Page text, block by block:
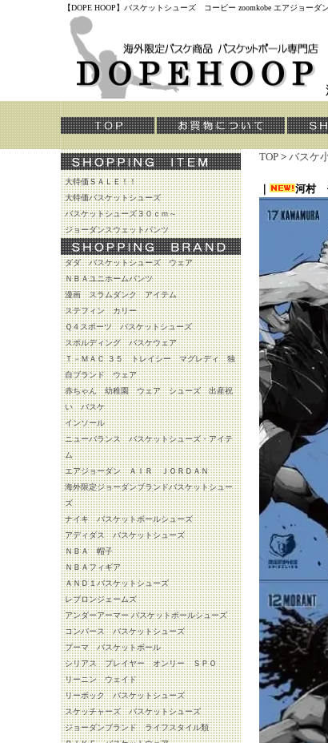
【DOPE HOOP】バスケットシューズ コービー zoomkobe エアジ
大特価ＳＡＬＥ！！
大特価バスケットシューズ
バスケットシューズ３０ｃｍ～
ジョーダンスウェットパンツ
ダダ バスケットシューズ ウェア
ＮＢＡユニホームパンツ
漫画 スラムダンク アイテム
ステフィン カリー
Ｑ４スポーツ バスケットシューズ
スポルディング バスケウェア
Ｔ－ＭＡＣ ３５ トレイシー マグレディ 独
自ブランド ウェア
赤ちゃん 幼稚園 ウェア シューズ 出産祝
い バスケ
インソール
ニューバランス バスケットシューズ・アイテ
ム
エアジョーダン ＡＩＲ ＪＯＲＤＡＮ
海外限定ジョーダンブランドバスケットシュー
ズ
ナイキ バスケットボールシューズ
アディダス バスケットシューズ
ＮＢＡ 帽子
ＮＢＡフィギア
ＡＮＤ１バスケットシューズ
レブロンジェームズ
アンダーアーマー バスケットボールシューズ
コンバース バスケットシューズ
プーマ バスケットボール
シリアス プレイヤー オンリー ＳＰＯ
リーニン ウェイド
リーボック バスケットシューズ
スケッチャーズ バスケットシューズ
ジョーダンブランド ライフスタイル類
TOP > バスケ
河村